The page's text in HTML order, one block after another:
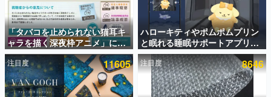
ゲームの企画書
名作ゲームクリエイターの方々に製作時のエピソードをお
聞きし、ヒットする企画（ゲーム）とは何か？を探ってい
きます。
赫本
この物語を解いてはいけない。『赫本』は、〈試験問題〉
の形をした短編ホラー小説集です。
「タバコを止められない猫耳キ
ャラを描く深夜枠アニメ」に視
聴者の一部から批判意見。違法
薬物の使用と思しき描写も含め
て、BPOが議論を交わす
ハローキティやポムポムプリン
と眠れる睡眠サポートアプリ
『ゆめたび』が配信中。キャラ
ごとのASMRや目覚ましアラー
ムも搭載
注目度 11605 注目度 8646